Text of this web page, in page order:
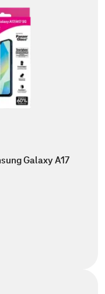
Galaxy A17